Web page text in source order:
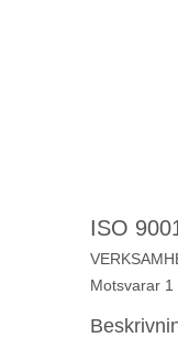
ISO
Motsvarar